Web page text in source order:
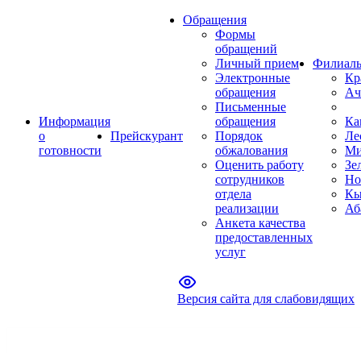
Информация
о
готовности
Прейскурант
Обращения
Формы
обращений
Личный прием
Электронные
обращения
Письменные
обращения
Порядок
обжалования
Оценить работу
сотрудников
отдела
реализации
Анкета качества
предоставленных
услуг
Версия сайта для слабовидящих